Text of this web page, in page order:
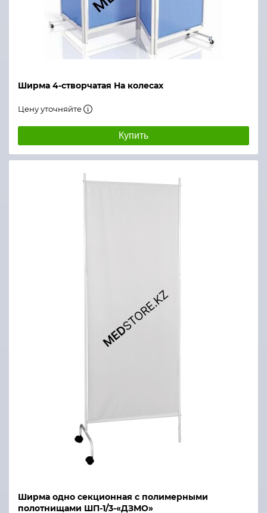
Ширма 4-створчатая На колесах
Цену уточняйте
Купить
Ширма одно cекционная с полимерными
полотнищами ШП-1/3-«ДЗМО»